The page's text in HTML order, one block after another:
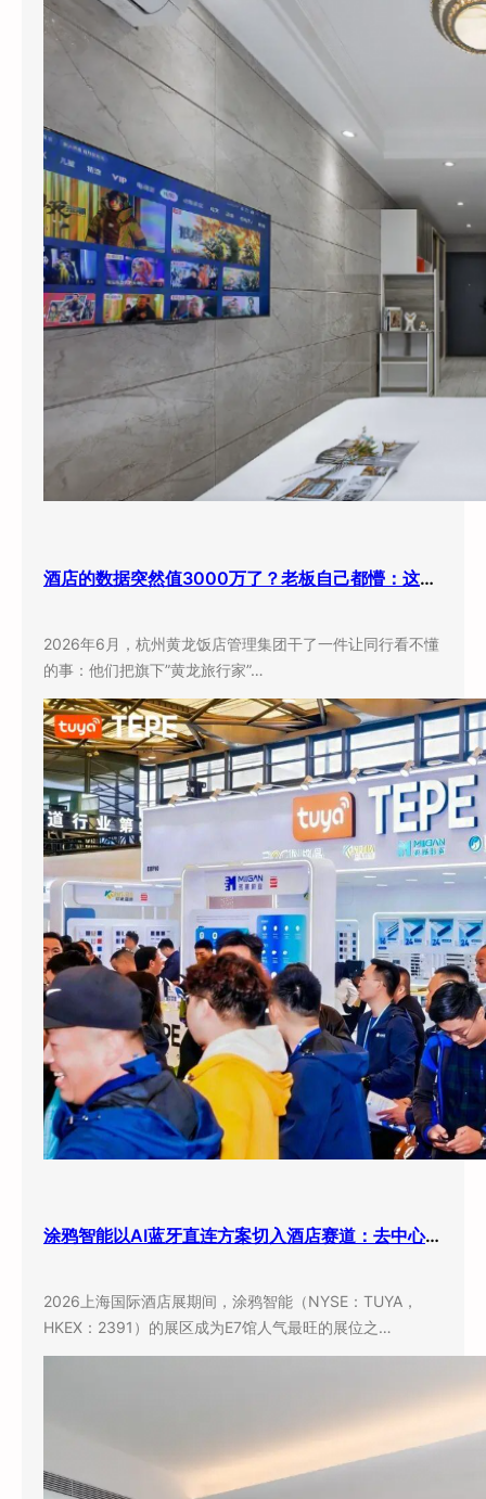
酒店的数据突然值3000万了？老板自己都懵：这玩意儿还能卖钱？
2026年6月，杭州黄龙饭店管理集团干了一件让同行看不懂
的事：他们把旗下”黄龙旅行家”…
涂鸦智能以AI蓝牙直连方案切入酒店赛道：去中心化架构破解智能化改造三大痛点
2026上海国际酒店展期间，涂鸦智能（NYSE：TUYA，
HKEX：2391）的展区成为E7馆人气最旺的展位之…